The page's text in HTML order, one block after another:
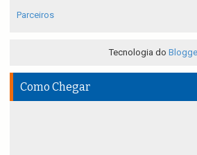
Parceiros
Tecnologia do
Como Chegar